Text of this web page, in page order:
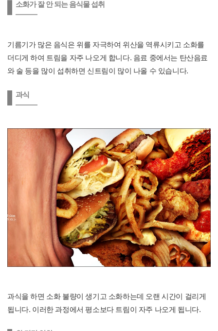
소화가 잘 안 되는 음식물 섭취
기름기가 많은 음식은 위를 자극하여 위산을 역류시키고 소화를
더디게 하여 트림을 자주 나오게 합니다. 음료 중에서는 탄산음료
와 술 등을 많이 섭취하면 신트림이 많이 나올 수 있습니다.
과식
과식을 하면 소화 불량이 생기고 소화하는데 오랜 시간이 걸리게
됩니다. 이러한 과정에서 평소보다 트림이 자주 나오게 됩니다.